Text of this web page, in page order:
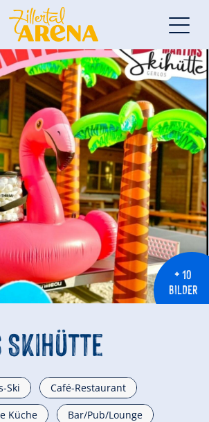
+ 10
BILDER
Ski Café-Restaurant
Küche Bar/Pub/Lounge